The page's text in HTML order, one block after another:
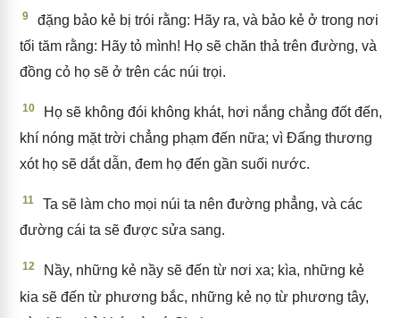
9
đặng bảo kẻ bị trói rằng: Hãy ra, và bảo kẻ ở trong nơi
tối tăm rằng: Hãy tỏ mình! Họ sẽ chăn thả trên đường, và
đồng cỏ họ sẽ ở trên các núi trọi.
10
Họ sẽ không đói không khát, hơi nắng chẳng đốt đến,
khí nóng mặt trời chẳng phạm đến nữa; vì Đấng thương
xót họ sẽ dắt dẫn, đem họ đến gần suối nước.
11
Ta sẽ làm cho mọi núi ta nên đường phẳng, và các
đường cái ta sẽ được sửa sang.
12
Nầy, những kẻ nầy sẽ đến từ nơi xa; kìa, những kẻ
kia sẽ đến từ phương bắc, những kẻ nọ từ phương tây,